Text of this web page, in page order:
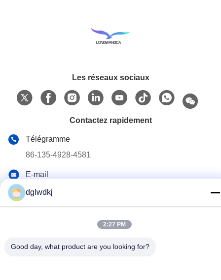
Les réseaux sociaux
Contactez rapidement
Télégramme
86-135-4928-4581
E-mail
info@hmepaper.com
Adresse
3e étage, bâtiment 5, n°9 avenue Shengli, ville de
Huizhou, province du Guangdong, Chine
dglwdkj
2:27 PM
Good day, what product are you looking for?